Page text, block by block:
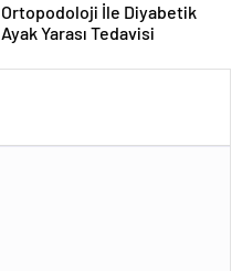
Ortopodoloji İle Diyabetik
Ayak Yarası Tedavisi